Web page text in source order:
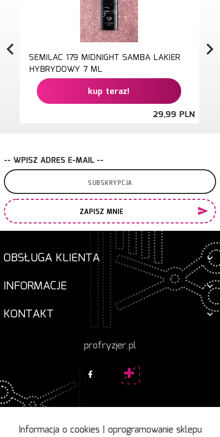
SEMILAC 179 MIDNIGHT SAMBA LAKIER
HYBRYDOWY 7 ML
kup teraz!
29,99 PLN
-- WPISZ ADRES E-MAIL --
ZAPISZ MNIE
OBSŁUGA KLIENTA
INFORMACJE
KONTAKT
profryzjer.pl
Informacja o cookies | oprogramowanie sklepu